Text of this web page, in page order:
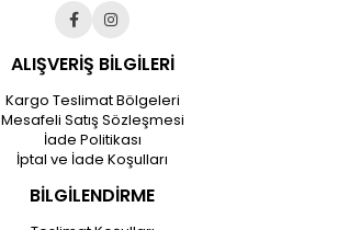
ALIŞVERİŞ BİLGİLERİ
Kargo Teslimat Bölgeleri
Mesafeli Satış Sözleşmesi
İade Politikası
İptal ve İade Koşulları
BİLGİLENDİRME